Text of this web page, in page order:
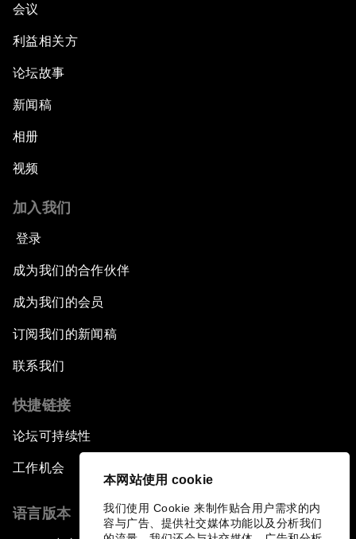
本网站使用 cookie
我们使用 Cookie 来制作贴合用户需求的内
容与广告、提供社交媒体功能以及分析我们
会议
利益相关方
论坛故事
新闻稿
相册
视频
加入我们
登录
成为我们的合作伙伴
成为我们的会员
订阅我们的新闻稿
联系我们
快捷链接
论坛可持续性
工作机会
语言版本